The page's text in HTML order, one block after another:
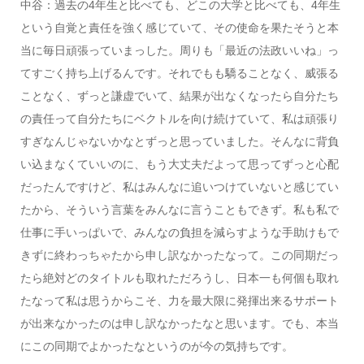
中谷：過去の4年生と比べても、どこの大学と比べても、4年生
という自覚と責任を強く感じていて、その使命を果たそうと本
当に毎日頑張っていまっした。周りも「最近の法政いいね」っ
てすごく持ち上げるんです。それでもも驕ることなく、威張る
ことなく、ずっと謙虚でいて、結果が出なくなったら自分たち
の責任って自分たちにベクトルを向け続けていて、私は頑張り
すぎなんじゃないかなとずっと思っていました。そんなに背負
い込まなくていいのに、もう大丈夫だよって思ってずっと心配
だったんですけど、私はみんなに追いつけていないと感じてい
たから、そういう言葉をみんなに言うこともできず。私も私で
仕事に手いっぱいで、みんなの負担を減らすような手助けもで
きずに終わっちゃたから申し訳なかったなって。この同期だっ
たら絶対どのタイトルも取れただろうし、日本一も何個も取れ
たなって私は思うからこそ、力を最大限に発揮出来るサポート
が出来なかったのは申し訳なかったなと思います。でも、本当
にこの同期でよかったなというのが今の気持ちです。